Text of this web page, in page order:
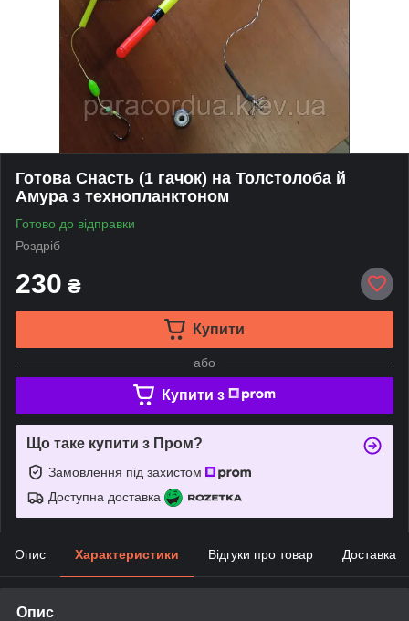
Готова Снасть (1 гачок) на Толстолоба й
Амура з технопланктоном
Готово до відправки
Роздріб
230 ₴
Купити
або
Купити з
Що таке купити з Пром?
Замовлення під захистом
Доступна доставка
Опис Характеристики Відгуки про товар Доставка
Опис